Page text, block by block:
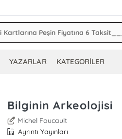
YAZARLAR KATEGORİLER
Bilginin Arkeolojisi
Michel Foucault
Ayrıntı Yayınları